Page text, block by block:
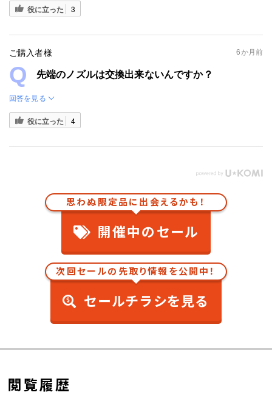
役に立った 3
ご購入者様 6か月前
先端のノズルは交換出来ないんですか？
回答を見る
役に立った 4
思わぬ限定品に出会えるかも！
開催中のセール
次回セールの先取り情報を公開中！
セールチラシを見る
閲覧履歴